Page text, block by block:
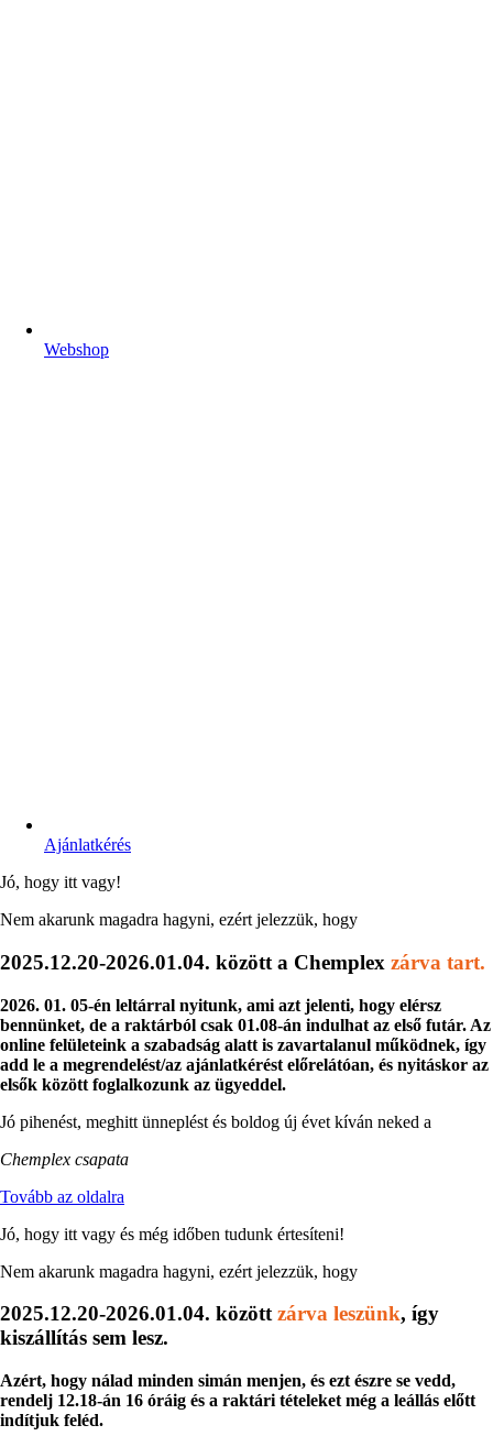
Webshop
Ajánlatkérés
Jó, hogy itt vagy!
Nem akarunk magadra hagyni, ezért jelezzük, hogy
2025.12.20-2026.01.04. között a Chemplex zárva tart.
2026. 01. 05-én leltárral nyitunk, ami azt jelenti, hogy elérsz
bennünket, de a raktárból csak 01.08-án indulhat az első futár. Az
online felületeink a szabadság alatt is zavartalanul működnek, így
add le a megrendelést/az ajánlatkérést előrelátóan, és nyitáskor az
elsők között foglalkozunk az ügyeddel.
Jó pihenést, meghitt ünneplést és boldog új évet kíván neked a
Chemplex csapata
Tovább az oldalra
Jó, hogy itt vagy és még időben tudunk értesíteni!
Nem akarunk magadra hagyni, ezért jelezzük, hogy
2025.12.20-2026.01.04. közöttzárva leszünk, így
kiszállítás sem lesz.
Azért, hogy nálad minden simán menjen, és ezt észre se vedd,
rendelj 12.18-án 16 óráig és a raktári tételeket még a leállás előtt
indítjuk feléd.